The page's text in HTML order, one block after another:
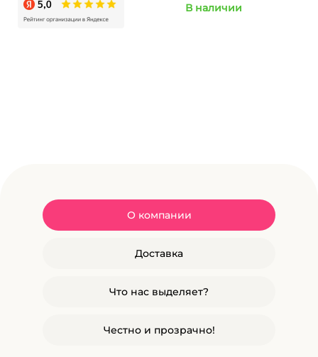
В наличии
О компании
Доставка
Что нас выделяет?
Честно и прозрачно!